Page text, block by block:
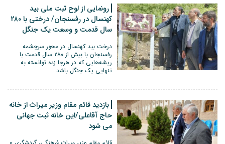
رونمایی از لوح ثبت ملی بید
کهنسال در رفسنجان/ درختی با ۲۸۰
سال قدمت و وسعت یک جنگل
درخت بید کهنسال در محور سرچشمه
رفسنجان با بیش از ۲۸۰ سال قدمت با
ریشه‌هایی که در هرجا زده توانسته به
تنهایی یک جنگل باشد.
بازدید قائم مقام وزیر میراث از خانه
حاج آقاعلی/این خانه ثبت جهانی
می شود